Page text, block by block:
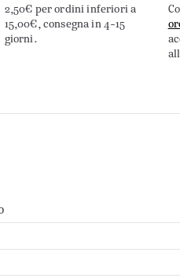
2,50€ per ordini inferiori a
15,00€, consegna in 4-15
giorni.